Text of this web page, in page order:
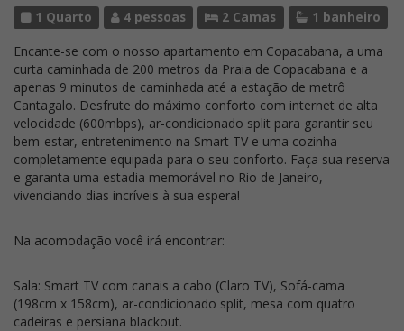
1 Quarto 4 pessoas 2 Camas 1 banheiro
Encante-se com o nosso apartamento em Copacabana, a uma
curta caminhada de 200 metros da Praia de Copacabana e a
apenas 9 minutos de caminhada até a estação de metrô
Cantagalo. Desfrute do máximo conforto com internet de alta
velocidade (600mbps), ar-condicionado split para garantir seu
bem-estar, entretenimento na Smart TV e uma cozinha
completamente equipada para o seu conforto. Faça sua reserva
e garanta uma estadia memorável no Rio de Janeiro,
vivenciando dias incríveis à sua espera!
Na acomodação você irá encontrar:
Sala: Smart TV com canais a cabo (Claro TV), Sofá-cama
(198cm x 158cm), ar-condicionado split, mesa com quatro
cadeiras e persiana blackout.